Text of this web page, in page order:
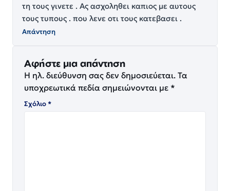
τη τους γινετε . Ας ασχοληθει καπιος με αυτους
τους τυπους . που λενε οτι τους κατεβασει .
Απάντηση
Αφήστε μια απάντηση
Η ηλ. διεύθυνση σας δεν δημοσιεύεται. Τα
υποχρεωτικά πεδία σημειώνονται με *
Σχόλιο*